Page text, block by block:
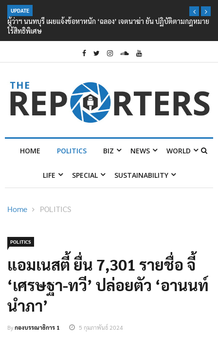
UPDATE
ผู้ว่าฯ นนทบุรี เผยแจ้งข้อหาหนัก ‘ฉลอง’ เจตนาฆ่า ยัน ปฏิบัติตามกฎหมาย
ไร้สิทธิพิเศษ
HOME POLITICS BIZ NEWS WORLD
LIFE SPECIAL SUSTAINABILITY
Home POLITICS
POLITICS
แอมเนสตี้ ยื่น 7,301 รายชื่อ จี้
‘เศรษฐา-ทวี’ ปล่อยตัว ‘อานนท์
นำภา’
Byกองบรรณาธิการ 1 5 กุมภาพันธ์ 2024